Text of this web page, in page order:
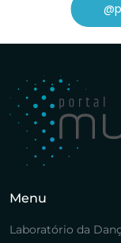
Menu
Laboratório da